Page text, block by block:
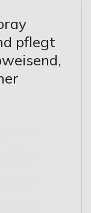
pflegt